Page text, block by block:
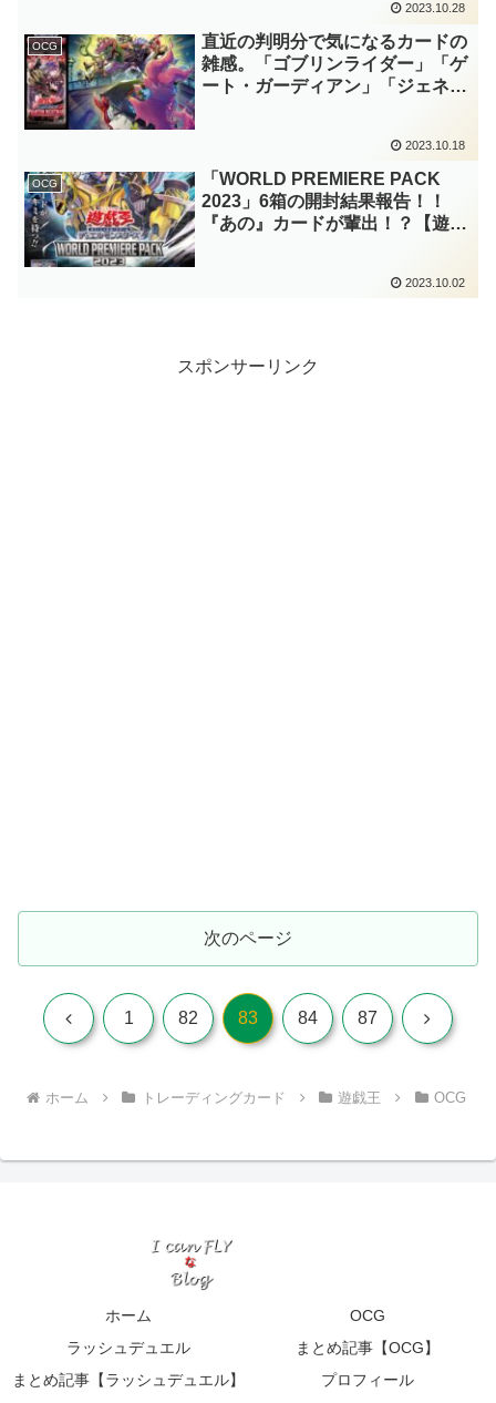
2023.10.28
OCG
直近の判明分で気になるカードの
雑感。「ゴブリンライダー」「ゲ
ート・ガーディアン」「ジェネク
2023.10.18
OCG
「WORLD PREMIERE PACK
2023」6箱の開封結果報告！！
『あの』カードが輩出！？【遊戯
2023.10.02
スポンサーリンク
次のページ
前 1 82 83 84 87 次
ホーム トレーディングカード 遊戯王 OCG
ホーム
OCG
ラッシュデュエル
まとめ記事【OCG】
まとめ記事【ラッシュデュエル】
プロフィール